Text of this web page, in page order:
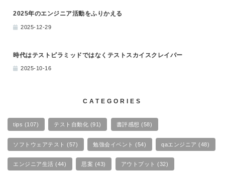
2025年のエンジニア活動をふりかえる
2025-12-29
時代はテストピラミッドではなくテストスカイスクレイパー
2025-10-16
CATEGORIES
tips (107) テスト自動化 (91) 書評感想(58)
ソフトウェアテスト(57) 勉強会イベント(54) qaエンジニア(48)
エンジニア生活(44) 思案 (43) アウトプット(32)